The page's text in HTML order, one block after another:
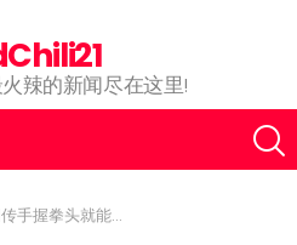
辣的新闻尽在这里!
握拳头就能测试上班还是土豪命！